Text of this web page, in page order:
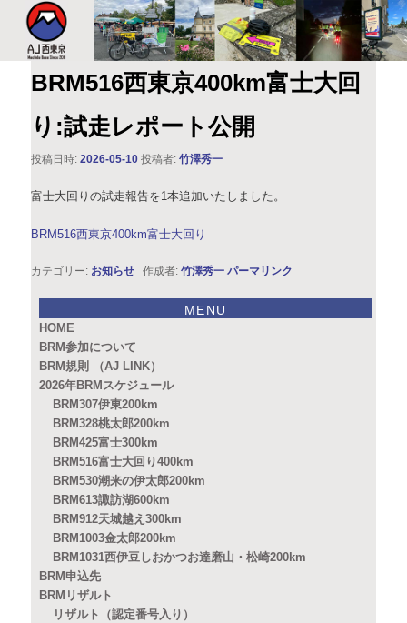
AJ西東京
このサイトは、オダックスジャパン西東京主催のブルベ情報を発信していま
す。XServer
BRM516西東京400km富士大回
り:試走レポート公開
投稿日時:2026-05-10 投稿者:竹澤秀一
富士大回りの試走報告を1本追加いたしました。
BRM516西東京400km富士大回り
カテゴリー: お知らせ 作成者:竹澤秀一 パーマリンク
MENU
HOME
BRM参加について
BRM規則 （AJ LINK）
2026年BRMスケジュール
BRM307伊東200km
BRM328桃太郎200km
BRM425富士300km
BRM516富士大回り400km
BRM530潮来の伊太郎200km
BRM613諏訪湖600km
BRM912天城越え300km
BRM1003金太郎200km
BRM1031西伊豆しおかつお達磨山・松崎200km
BRM申込先
BRMリザルト
リザルト（認定番号入り）